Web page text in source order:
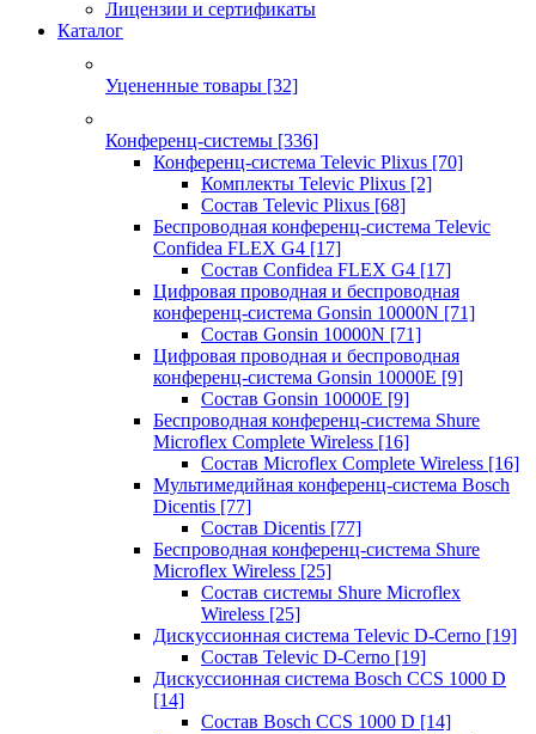
Лицензии и сертификаты
Каталог
Уцененные товары [32]
Конференц-системы [336]
Конференц-система Televic Plixus [70]
Комплекты Televic Plixus [2]
Состав Televic Plixus [68]
Беспроводная конференц-система Televic
Confidea FLEX G4 [17]
Состав Confidea FLEX G4 [17]
Цифровая проводная и беспроводная
конференц-система Gonsin 10000N [71]
Состав Gonsin 10000N [71]
Цифровая проводная и беспроводная
конференц-система Gonsin 10000E [9]
Состав Gonsin 10000E [9]
Беспроводная конференц-система Shure
Microflex Complete Wireless [16]
Состав Microflex Complete Wireless [16]
Мультимедийная конференц-система Bosch
Dicentis [77]
Состав Dicentis [77]
Беспроводная конференц-система Shure
Microflex Wireless [25]
Состав системы Shure Microflex
Wireless [25]
Дискуссионная система Televic D-Cerno [19]
Состав Televic D-Cerno [19]
Дискуссионная система Bosch CCS 1000 D
[14]
Состав Bosch CCS 1000 D [14]